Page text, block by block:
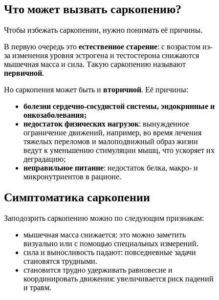
Что может вызвать саркопению?
Чтобы избежать саркопении, нужно понимать её причины.
В первую очередь это естественное старение: с возрастом из-
за изменения уровня эстрогена и тестостерона снижаются
мышечная масса и сила. Такую саркопению называют
первичной.
Но саркопения может быть и вторичной. Её причины:
болезни сердечно-сосудистой системы, эндокринные и
онкозаболевания;
недостаток физических нагрузок: вынужденное
ограничение движений, например, во время лечения
тяжелых переломов и малоподвижный образ жизни
ведут к уменьшению стимуляции мышц, что ускоряет их
деградацию;
неправильное питание: недостаток белка, макро- и
микронутриентов в рационе.
Симптоматика саркопении
Заподозрить саркопению можно по следующим признакам:
мышечная масса снижается: это можно заметить
визуально или с помощью специальных измерений.
сила и выносливость падают: повседневные задачи
становятся трудными.
становится трудно удерживать равновесие и
координировать движения: увеличивается риск падений
и травм.